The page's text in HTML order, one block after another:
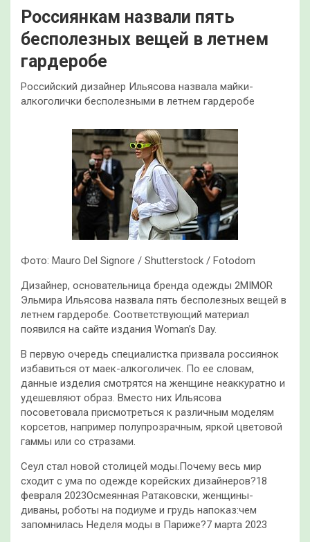
Россиянкам назвали пять
бесполезных вещей в летнем
гардеробе
Российский дизайнер Ильясова назвала майки-
алкоголички бесполезными в летнем гардеробе
Фото: Mauro Del Signore / Shutterstock / Fotodom
Дизайнер, основательница бренда одежды 2MIMOR
Эльмира Ильясова назвала пять бесполезных вещей в
летнем гардеробе. Соответствующий материал
появился на сайте издания Woman’s Day.
В первую очередь специалистка призвала россиянок
избавиться от маек-алкоголичек. По ее словам,
данные изделия смотрятся на женщине неаккуратно и
удешевляют образ. Вместо них Ильясова
посоветовала присмотреться к различным моделям
корсетов, например полупрозрачным, яркой цветовой
гаммы или со стразами.
Сеул стал новой столицей моды.Почему весь мир
сходит с ума по одежде корейских дизайнеров?18
февраля 2023Осмеянная Ратаковски, женщины-
диваны, роботы на подиуме и грудь напоказ:чем
запомнилась Неделя моды в Париже?7 марта 2023